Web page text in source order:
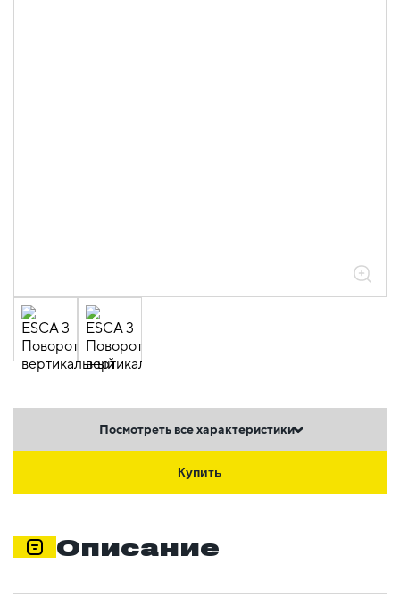
Посмотреть все характеристики
Купить
Описание